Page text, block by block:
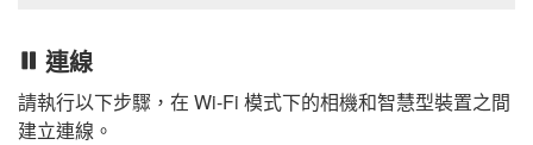
連線
請執行以下步驟，在 Wi-Fi 模式下的相機和智慧型裝置之間
建立連線。